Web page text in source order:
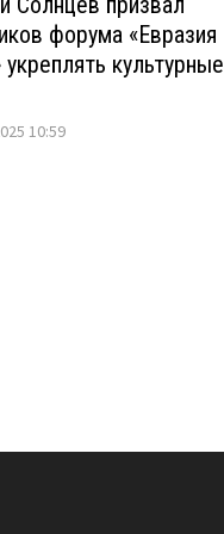
форума «Евразия
укреплять культурные
10:59